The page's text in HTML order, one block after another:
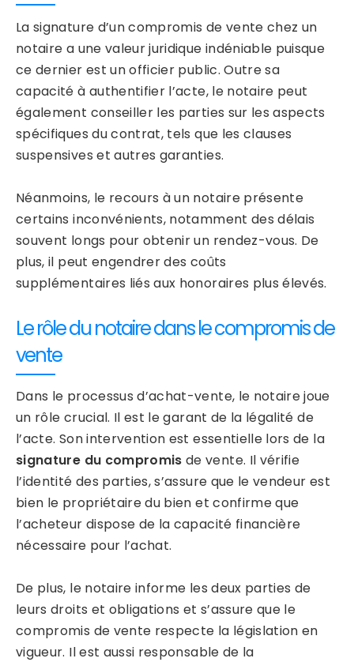
La signature d’un compromis de vente chez un
notaire a une valeur juridique indéniable puisque
ce dernier est un officier public. Outre sa
capacité à authentifier l’acte, le notaire peut
également conseiller les parties sur les aspects
spécifiques du contrat, tels que les clauses
suspensives et autres garanties.
Néanmoins, le recours à un notaire présente
certains inconvénients, notamment des délais
souvent longs pour obtenir un rendez-vous. De
plus, il peut engendrer des coûts
supplémentaires liés aux honoraires plus élevés.
Le rôle du notaire dans le compromis de
vente
Dans le processus d’achat-vente, le notaire joue
un rôle crucial. Il est le garant de la légalité de
l’acte. Son intervention est essentielle lors de la
signature du compromis de vente. Il vérifie
l’identité des parties, s’assure que le vendeur est
bien le propriétaire du bien et confirme que
l’acheteur dispose de la capacité financière
nécessaire pour l’achat.
De plus, le notaire informe les deux parties de
leurs droits et obligations et s’assure que le
compromis de vente respecte la législation en
vigueur. Il est aussi responsable de la